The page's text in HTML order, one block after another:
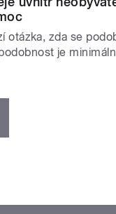
otázka, zda se
je
›